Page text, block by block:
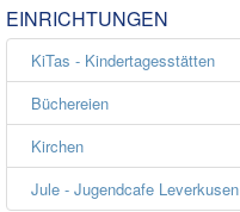
EINRICHTUNGEN
KiTas - Kindertagesstätten
Büchereien
Kirchen
Jule - Jugendcafe Leverkusen